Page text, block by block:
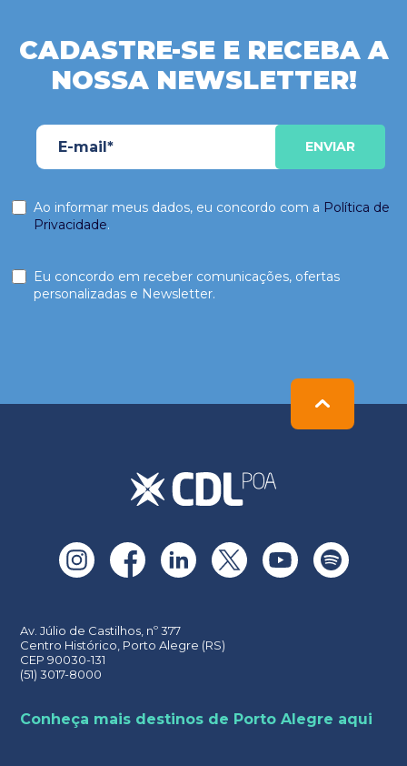
CADASTRE-SE E RECEBA A
NOSSA NEWSLETTER!
Ao informar meus dados, eu concordo com a Política de
Privacidade.
Eu concordo em receber comunicações, ofertas
personalizadas e Newsletter.
Av. Júlio de Castilhos, nº 377
Centro Histórico, Porto Alegre (RS)
CEP 90030-131
(51) 3017-8000
Conheça mais destinos de Porto Alegre aqui